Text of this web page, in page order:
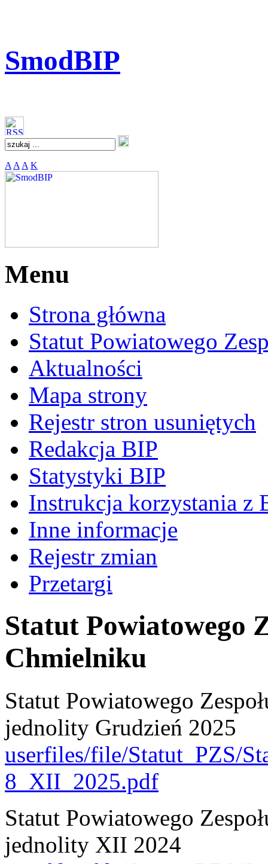
SmodBIP
A A A K
Menu
Strona główna
Statut Powiatowego
Aktualności
Mapa strony
Rejestr stron usuniętych
Redakcja BIP
Statystyki BIP
Instrukcja korzystania z
Inne informacje
Rejestr zmian
Przetargi
Statut Powiatowego
Chmielniku
Statut Powiatowego
jednolity Grudzień 2025
userfiles/file/Statut_PZS/
8_XII_2025.pdf
Statut Powiatowego
jednolity XII 2024